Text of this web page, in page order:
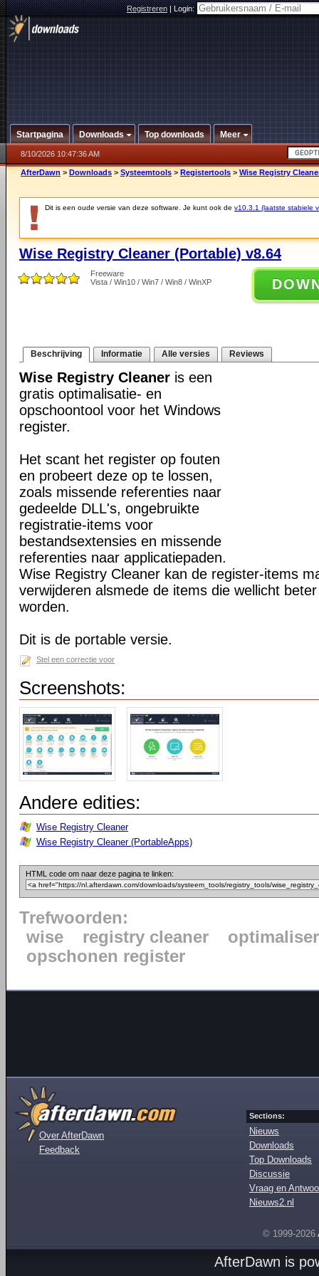
Registreren|Login:
Startpagina Downloads Top downloads Meer
8/10/2026 10:47:36 AM
AfterDawn > Downloads > Systeemtools > Registertools > Wise Registry
Dit is een oude versie van deze software. Je kunt ook de v10.3.1 (laatste stabiele
Wise Registry Cleaner (Portable) v8.64
Freeware
Vista / Win10 / Win7 / Win8 / WinXP
Beschrijving Informatie Alle versies Reviews
Wise Registry Cleaner is een
gratis optimalisatie- en
opschoontool voor het Windows
register.
Het scant het register op fouten
en probeert deze op te lossen,
zoals missende referenties naar
gedeelde DLL's, ongebruikte
registratie-items voor
bestandsextensies en missende
referenties naar applicatiepaden.
Wise Registry Cleaner kan de register-items
verwijderen alsmede de items die wellicht
worden.
Dit is de portable versie.
Stel een correctie voor
Screenshots:
Andere edities:
Wise Registry Cleaner
Wise Registry Cleaner (PortableApps)
HTML code om naar deze pagina te linken:
Trefwoorden:
wise
registry cleaner
opschonen register
Over AfterDawn
Feedback
Sections:
Nieuws
Downloads
Top Downloads
Discussie
Vraag en
Nieuws2.nl
© 1999-2026
AfterDawn is